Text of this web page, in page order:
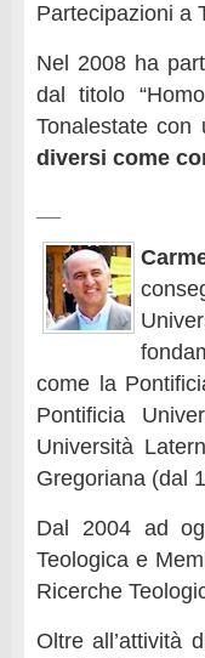
Partecipazioni a
Nel 2008 ha
dal titolo
Tonalestate con
diversi come
come la
Pontificia
Università
Gregoriana (dal
Dal 2004 ad
Teologica e
Ricerche
Oltre all’attività